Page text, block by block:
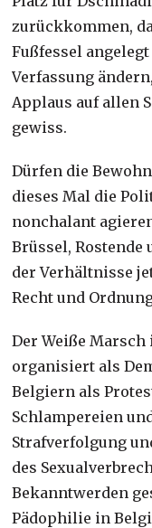
zurückkommen,
Fußfessel
Verfassung
Applaus auf allen
gewiss.
Dürfen die
dieses Mal die
nonchalant
Brüssel, Rostende
der Verhältnisse
Recht und
Der Weiße Marsch
organisiert als
Belgiern als
Schlampereien
Strafverfolgung
des
Bekanntwerden
Pädophilie in